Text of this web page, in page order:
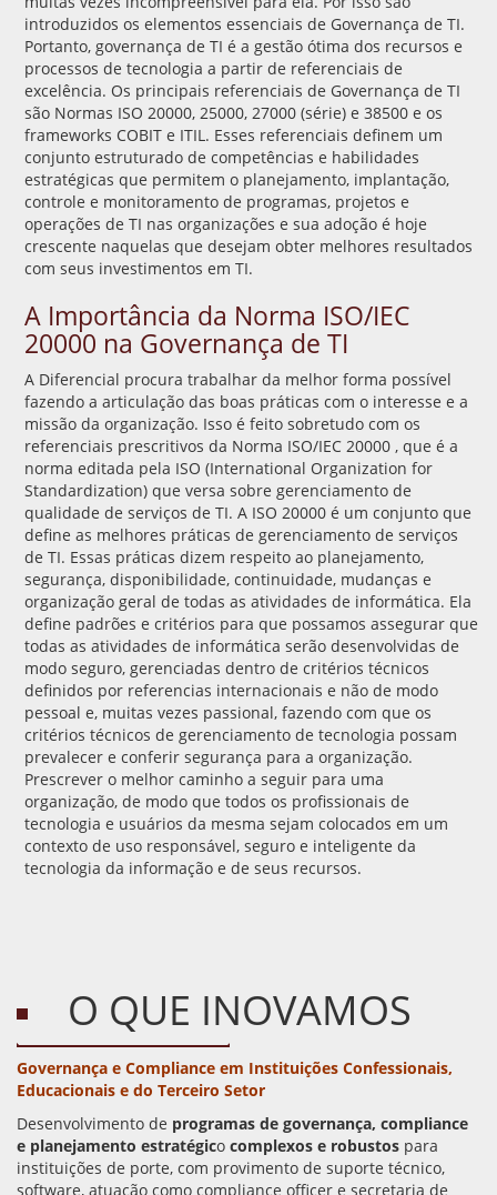
introduzidos os elementos essenciais de Governança de TI.
Portanto, governança de TI é a gestão ótima dos recursos e
processos de tecnologia a partir de referenciais de
excelência. Os principais referenciais de Governança de TI
são Normas ISO 20000, 25000, 27000 (série) e 38500 e os
frameworks COBIT e ITIL. Esses referenciais definem um
conjunto estruturado de competências e habilidades
estratégicas que permitem o planejamento, implantação,
controle e monitoramento de programas, projetos e
operações de TI nas organizações e sua adoção é hoje
crescente naquelas que desejam obter melhores resultados
com seus investimentos em TI.
A Importância da Norma ISO/IEC
20000 na Governança de TI
A Diferencial procura trabalhar da melhor forma possível
fazendo a articulação das boas práticas com o interesse e a
missão da organização. Isso é feito sobretudo com os
referenciais prescritivos da Norma ISO/IEC 20000 , que é a
norma editada pela ISO (International Organization for
Standardization) que versa sobre gerenciamento de
qualidade de serviços de TI. A ISO 20000 é um conjunto que
define as melhores práticas de gerenciamento de serviços
de TI. Essas práticas dizem respeito ao planejamento,
segurança, disponibilidade, continuidade, mudanças e
organização geral de todas as atividades de informática. Ela
define padrões e critérios para que possamos assegurar que
todas as atividades de informática serão desenvolvidas de
modo seguro, gerenciadas dentro de critérios técnicos
definidos por referencias internacionais e não de modo
pessoal e, muitas vezes passional, fazendo com que os
critérios técnicos de gerenciamento de tecnologia possam
prevalecer e conferir segurança para a organização.
Prescrever o melhor caminho a seguir para uma
organização, de modo que todos os profissionais de
tecnologia e usuários da mesma sejam colocados em um
contexto de uso responsável, seguro e inteligente da
tecnologia da informação e de seus recursos.
O QUE INOVAMOS
Governança e Compliance em Instituições Confessionais,
Educacionais e do Terceiro Setor
Desenvolvimento de programas de governança, compliance
e planejamento estratégico complexos e robustos para
instituições de porte, com provimento de suporte técnico,
software, atuação como compliance officer e secretaria de